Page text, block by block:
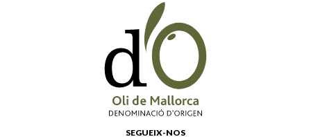
SEGUEIX-NOS